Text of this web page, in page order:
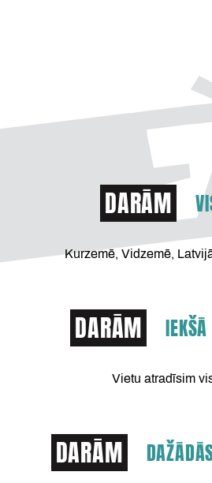
DARĀM
Kurzemē, Vidzemē,
DARĀM
Vietu atradīsim
DARĀM